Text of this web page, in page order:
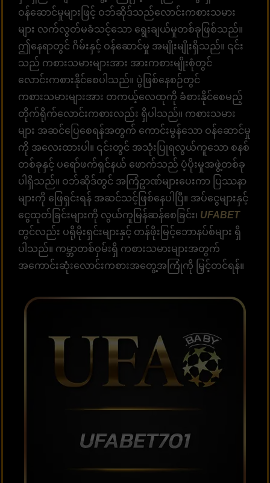
ဝန်ဆောင်မှုများဖြင့် ဝဘ်ဆိုဒ်သည်လောင်းကစားသမား
များ လက်လွတ်မခံသင့်သော ရွေးချယ်မှုတစ်ခုဖြစ်သည်။
ဤနေရာတွင် ဂိမ်းနှင့် ဝန်ဆောင်မှု အမျိုးမျိုးရှိသည်။ ၎င်း
သည် ကစားသမားများအား အားကစားမျိုးစုံတွင်
လောင်းကစားနိုင်စေပါသည်။ ပွဲဖြစ်နေစဉ်တွင်
ကစားသမားများအား တကယ့်လေထုကို ခံစားနိုင်စေမည့်
တိုက်ရိုက်လောင်းကစားလည်း ရှိပါသည်။ ကစားသမား
များ အဆင်ပြေစေရန်အတွက် ကောင်းမွန်သော ဝန်ဆောင်မှု
ကို အလေးထားပါ။ ၎င်းတွင် အသုံးပြုရလွယ်ကူသော စနစ်
တစ်ခုနှင့် ပရော်ဖက်ရှင်နယ် ဖောက်သည် ပံ့ပိုးမှုအဖွဲ့တစ်ခု
ပါရှိသည်။ ဝဘ်ဆိုဒ်တွင် အကြံဥာဏ်များပေးကာ ပြဿနာ
များကို ဖြေရှင်းရန် အဆင်သင့်ဖြစ်နေပါပြီ။ အပ်ငွေများနှင့်
ငွေထုတ်ခြင်းများကို လွယ်ကူမြန်ဆန်စေခြင်း၊ UFABET
တွင်လည်း ပရိုမိုးရှင်းများနှင့် တန်ဖိုးမြင့်ဘောနပ်စ်များ ရှိ
ပါသည်။ ကမ္ဘာတစ်ဝှမ်းရှိ ကစားသမားများအတွက်
အကောင်းဆုံးလောင်းကစားအတွေ့အကြုံကို မြှင့်တင်ရန်။